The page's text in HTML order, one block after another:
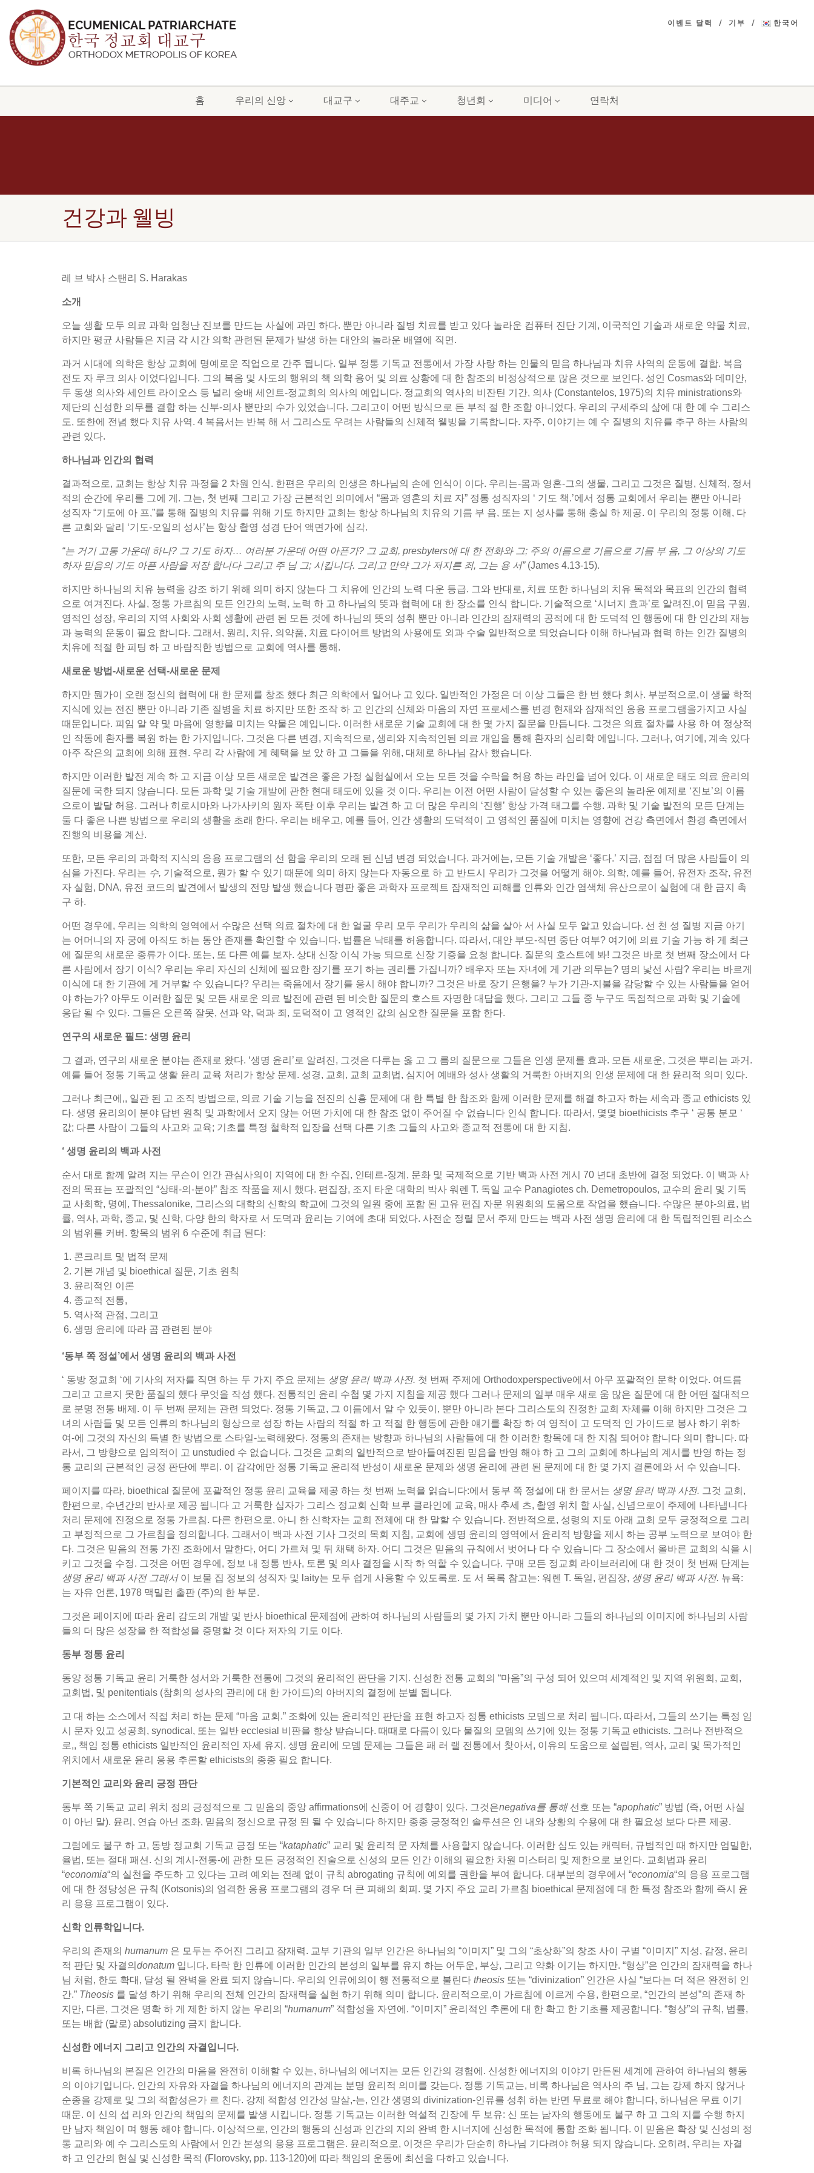
이벤트 달력 기부 한국어
홈 우리의 신앙 대교구 대주교 청년회 미디어 연락처
건강과 웰빙
레 브 박사 스탠리 S. Harakas
소개
오늘 생활 모두 의료 과학 엄청난 진보를 만드는 사실에 과민 하다. 뿐만 아니라 질병 치료를 받고 있다 놀라운 컴퓨터 진단 기계, 이국적인 기술과 새로운 약물 치료,
하지만 평균 사람들은 지금 각 시간 의학 관련된 문제가 발생 하는 대안의 놀라운 배열에 직면.
과거 시대에 의학은 항상 교회에 명예로운 직업으로 간주 됩니다. 일부 정통 기독교 전통에서 가장 사랑 하는 인물의 믿음 하나님과 치유 사역의 운동에 결합. 복음
전도 자 루크 의사 이었다입니다. 그의 복음 및 사도의 행위의 책 의학 용어 및 의료 상황에 대 한 참조의 비정상적으로 많은 것으로 보인다. 성인 Cosmas와 데미안,
두 동생 의사와 세인트 라이오스 등 널리 숭배 세인트-정교회의 의사의 예입니다. 정교회의 역사의 비잔틴 기간, 의사 (Constantelos, 1975)의 치유 ministrations와
제단의 신성한 의무를 결합 하는 신부-의사 뿐만의 수가 있었습니다. 그리고이 어떤 방식으로 든 부적 절 한 조합 아니었다. 우리의 구세주의 삶에 대 한 예 수 그리스
도, 또한에 전념 했다 치유 사역. 4 복음서는 반복 해 서 그리스도 우려는 사람들의 신체적 웰빙을 기록합니다. 자주, 이야기는 예 수 질병의 치유를 추구 하는 사람의
관련 있다.
하나님과 인간의 협력
결과적으로, 교회는 항상 치유 과정을 2 차원 인식. 한편은 우리의 인생은 하나님의 손에 인식이 이다. 우리는-몸과 영혼-그의 생물, 그리고 그것은 질병, 신체적, 정서
적의 순간에 우리를 그에 게. 그는, 첫 번째 그리고 가장 근본적인 의미에서 “몸과 영혼의 치료 자” 정통 성직자의 ‘ 기도 책.’에서 정통 교회에서 우리는 뿐만 아니라
성직자 “기도에 아 프,”를 통해 질병의 치유를 위해 기도 하지만 교회는 항상 하나님의 치유의 기름 부 음, 또는 지 성사를 통해 충실 하 제공. 이 우리의 정통 이해, 다
른 교회와 달리 ‘기도-오일의 성사’는 항상 촬영 성경 단어 액면가에 심각.
“는 거기 고통 가운데 하나? 그 기도 하자… 여러분 가운데 어떤 아픈가? 그 교회, presbyters에 대 한 전화와 그; 주의 이름으로 기름으로 기름 부 음, 그 이상의 기도
하자 믿음의 기도 아픈 사람을 저장 합니다 그리고 주 님 그; 시킵니다. 그리고 만약 그가 저지른 죄, 그는 용 서” (James 4.13-15).
하지만 하나님의 치유 능력을 강조 하기 위해 의미 하지 않는다 그 치유에 인간의 노력 다운 등급. 그와 반대로, 치료 또한 하나님의 치유 목적와 목표의 인간의 협력
으로 여겨진다. 사실, 정통 가르침의 모든 인간의 노력, 노력 하 고 하나님의 뜻과 협력에 대 한 장소를 인식 합니다. 기술적으로 ‘시너지 효과’로 알려진,이 믿음 구원,
영적인 성장, 우리의 지역 사회와 사회 생활에 관련 된 모든 것에 하나님의 뜻의 성취 뿐만 아니라 인간의 잠재력의 공적에 대 한 도덕적 인 행동에 대 한 인간의 재능
과 능력의 운동이 필요 합니다. 그래서, 원리, 치유, 의약품, 치료 다이어트 방법의 사용에도 외과 수술 일반적으로 되었습니다 이해 하나님과 협력 하는 인간 질병의
치유에 적절 한 피팅 하 고 바람직한 방법으로 교회에 역사를 통해.
새로운 방법-새로운 선택-새로운 문제
하지만 뭔가이 오랜 정신의 협력에 대 한 문제를 창조 했다 최근 의학에서 일어나 고 있다. 일반적인 가정은 더 이상 그들은 한 번 했다 회사. 부분적으로,이 생물 학적
지식에 있는 전진 뿐만 아니라 기존 질병을 치료 하지만 또한 조작 하 고 인간의 신체와 마음의 자연 프로세스를 변경 현재와 잠재적인 응용 프로그램을가지고 사실
때문입니다. 피임 알 약 및 마음에 영향을 미치는 약물은 예입니다. 이러한 새로운 기술 교회에 대 한 몇 가지 질문을 만듭니다. 그것은 의료 절차를 사용 하 여 정상적
인 작동에 환자를 복원 하는 한 가지입니다. 그것은 다른 변경, 지속적으로, 생리와 지속적인된 의료 개입을 통해 환자의 심리학 에입니다. 그러나, 여기에, 계속 있다
아주 작은의 교회에 의해 표현. 우리 각 사람에 게 혜택을 보 았 하 고 그들을 위해, 대체로 하나님 감사 했습니다.
하지만 이러한 발전 계속 하 고 지금 이상 모든 새로운 발견은 좋은 가정 실험실에서 오는 모든 것을 수락을 허용 하는 라인을 넘어 있다. 이 새로운 태도 의료 윤리의
질문에 국한 되지 않습니다. 모든 과학 및 기술 개발에 관한 현대 태도에 있을 것 이다. 우리는 이전 어떤 사람이 달성할 수 있는 좋은의 놀라운 예제로 ‘진보’의 이름
으로이 발달 허용. 그러나 히로시마와 나가사키의 원자 폭탄 이후 우리는 발견 하 고 더 많은 우리의 ‘진행’ 항상 가격 태그를 수행. 과학 및 기술 발전의 모든 단계는
둘 다 좋은 나쁜 방법으로 우리의 생활을 초래 한다. 우리는 배우고, 예를 들어, 인간 생활의 도덕적이 고 영적인 품질에 미치는 영향에 건강 측면에서 환경 측면에서
진행의 비용을 계산.
또한, 모든 우리의 과학적 지식의 응용 프로그램의 선 함을 우리의 오래 된 신념 변경 되었습니다. 과거에는, 모든 기술 개발은 ‘좋다.’ 지금, 점점 더 많은 사람들이 의
심을 가진다. 우리는 수, 기술적으로, 뭔가 할 수 있기 때문에 의미 하지 않는다 자동으로 하 고 반드시 우리가 그것을 어떻게 해야. 의학, 예를 들어, 유전자 조작, 유전
자 실험, DNA, 유전 코드의 발견에서 발생의 전망 발생 했습니다 평판 좋은 과학자 프로젝트 잠재적인 피해를 인류와 인간 염색체 유산으로이 실험에 대 한 금지 촉
구 하.
어떤 경우에, 우리는 의학의 영역에서 수많은 선택 의료 절차에 대 한 얼굴 우리 모두 우리가 우리의 삶을 살아 서 사실 모두 알고 있습니다. 선 천 성 질병 지금 아기
는 어머니의 자 궁에 아직도 하는 동안 존재를 확인할 수 있습니다. 법률은 낙태를 허용합니다. 따라서, 대안 부모-직면 중단 여부? 여기에 의료 기술 가능 하 게 최근
에 질문의 새로운 종류가 이다. 또는, 또 다른 예를 보자. 상대 신장 이식 가능 되므로 신장 기증을 요청 합니다. 질문의 호스트에 봐! 그것은 바로 첫 번째 장소에서 다
른 사람에서 장기 이식? 우리는 우리 자신의 신체에 필요한 장기를 포기 하는 권리를 가집니까? 배우자 또는 자녀에 게 기관 의무는? 명의 낯선 사람? 우리는 바르게
이식에 대 한 기관에 게 거부할 수 있습니다? 우리는 죽음에서 장기를 응시 해야 합니까? 그것은 바로 장기 은행을? 누가 기관-지불을 감당할 수 있는 사람들을 얻어
야 하는가? 아무도 이러한 질문 및 모든 새로운 의료 발전에 관련 된 비슷한 질문의 호스트 자명한 대답을 했다. 그리고 그들 중 누구도 독점적으로 과학 및 기술에
응답 될 수 있다. 그들은 오른쪽 잘못, 선과 악, 덕과 죄, 도덕적이 고 영적인 값의 심오한 질문을 포함 한다.
연구의 새로운 필드: 생명 윤리
그 결과, 연구의 새로운 분야는 존재로 왔다. ‘생명 윤리’로 알려진, 그것은 다루는 옳 고 그 름의 질문으로 그들은 인생 문제를 효과. 모든 새로운, 그것은 뿌리는 과거.
예를 들어 정통 기독교 생활 윤리 교육 처리가 항상 문제. 성경, 교회, 교회 교회법, 심지어 예배와 성사 생활의 거룩한 아버지의 인생 문제에 대 한 윤리적 의미 있다.
그러나 최근에,, 일관 된 고 조직 방법으로, 의료 기술 기능을 전진의 신흥 문제에 대 한 특별 한 참조와 함께 이러한 문제를 해결 하고자 하는 세속과 종교 ethicists 있
다. 생명 윤리의이 분야 답변 원칙 및 과학에서 오지 않는 어떤 가치에 대 한 참조 없이 주어질 수 없습니다 인식 합니다. 따라서, 몇몇 bioethicists 추구 ‘ 공통 분모 ‘
값; 다른 사람이 그들의 사고와 교육; 기초를 특정 철학적 입장을 선택 다른 기초 그들의 사고와 종교적 전통에 대 한 지침.
‘ 생명 윤리의 백과 사전
순서 대로 함께 알려 지는 무슨이 인간 관심사의이 지역에 대 한 수집, 인테르-징계, 문화 및 국제적으로 기반 백과 사전 게시 70 년대 초반에 결정 되었다. 이 백과 사
전의 목표는 포괄적인 “상태-의-분야” 참조 작품을 제시 했다. 편집장, 조지 타운 대학의 박사 워렌 T. 독일 교수 Panagiotes ch. Demetropoulos, 교수의 윤리 및 기독
교 사회학, 명예, Thessalonike, 그리스의 대학의 신학의 학교에 그것의 일원 중에 포함 된 고유 편집 자문 위원회의 도움으로 작업을 했습니다. 수많은 분야-의료, 법
률, 역사, 과학, 종교, 및 신학, 다양 한의 학자로 서 도덕과 윤리는 기여에 초대 되었다. 사전순 정렬 문서 주제 만드는 백과 사전 생명 윤리에 대 한 독립적인된 리소스
의 범위를 커버. 항목의 범위 6 수준에 취급 된다:
콘크리트 및 법적 문제
기본 개념 및 bioethical 질문, 기초 원칙
윤리적인 이론
종교적 전통,
역사적 관점, 그리고
생명 윤리에 따라 곰 관련된 분야
‘동부 쪽 정설’에서 생명 윤리의 백과 사전
‘ 동방 정교회 ‘에 기사의 저자를 직면 하는 두 가지 주요 문제는 생명 윤리 백과 사전. 첫 번째 주제에 Orthodoxperspective에서 아무 포괄적인 문학 이었다. 여드름
그리고 고르지 못한 품질의 했다 무엇을 작성 했다. 전통적인 윤리 수첩 몇 가지 지침을 제공 했다 그러나 문제의 일부 매우 새로 움 많은 질문에 대 한 어떤 절대적으
로 분명 전통 배제. 이 두 번째 문제는 관련 되었다. 정통 기독교, 그 이름에서 알 수 있듯이, 뿐만 아니라 본다 그리스도의 진정한 교회 자체를 이해 하지만 그것은 그
녀의 사람들 및 모든 인류의 하나님의 형상으로 성장 하는 사람의 적절 하 고 적절 한 행동에 관한 얘기를 확장 하 여 영적이 고 도덕적 인 가이드로 봉사 하기 위하
여-에 그것의 자신의 특별 한 방법으로 스타일-노력해왔다. 정통의 존재는 방향과 하나님의 사람들에 대 한 이러한 항목에 대 한 지침 되어야 합니다 의미 합니다. 따
라서, 그 방향으로 임의적이 고 unstudied 수 없습니다. 그것은 교회의 일반적으로 받아들여진된 믿음을 반영 해야 하 고 그의 교회에 하나님의 계시를 반영 하는 정
통 교리의 근본적인 긍정 판단에 뿌리. 이 감각에만 정통 기독교 윤리적 반성이 새로운 문제와 생명 윤리에 관련 된 문제에 대 한 몇 가지 결론에와 서 수 있습니다.
페이지를 따라, bioethical 질문에 포괄적인 정통 윤리 교육을 제공 하는 첫 번째 노력을 읽습니다:에서 동부 쪽 정설에 대 한 문서는 생명 윤리 백과 사전. 그것 교회,
한편으로, 수년간의 반사로 제공 됩니다 고 거룩한 십자가 그리스 정교회 신학 브루 클라인에 교육, 매사 추세 츠, 촬영 위치 할 사실, 신념으로이 주제에 나타냅니다
처리 문제에 진정으로 정통 가르침. 다른 한편으로, 아니 한 신학자는 교회 전체에 대 한 말할 수 있습니다. 전반적으로, 성령의 지도 아래 교회 모두 긍정적으로 그리
고 부정적으로 그 가르침을 정의합니다. 그래서이 백과 사전 기사 그것의 목회 지침, 교회에 생명 윤리의 영역에서 윤리적 방향을 제시 하는 공부 노력으로 보여야 한
다. 그것은 믿음의 전통 가진 조화에서 말한다, 어디 가르쳐 및 뒤 채택 하자. 어디 그것은 믿음의 규칙에서 벗어나 다 수 있습니다 그 장소에서 올바른 교회의 식을 시
키고 그것을 수정. 그것은 어떤 경우에, 정보 내 정통 반사, 토론 및 의사 결정을 시작 하 역할 수 있습니다. 구매 모든 정교회 라이브러리에 대 한 것이 첫 번째 단계는
생명 윤리 백과 사전 그래서이 보물 집 정보의 성직자 및 laity는 모두 쉽게 사용할 수 있도록로. 도 서 목록 참고는: 워렌 T. 독일, 편집장, 생명 윤리 백과 사전. 뉴욕:
는 자유 언론, 1978 맥밀런 출판 (주)의 한 부문.
그것은 페이지에 따라 윤리 감도의 개발 및 반사 bioethical 문제점에 관하여 하나님의 사람들의 몇 가지 가치 뿐만 아니라 그들의 하나님의 이미지에 하나님의 사람
들의 더 많은 성장을 한 적합성을 증명할 것 이다 저자의 기도 이다.
동부 정통 윤리
동양 정통 기독교 윤리 거룩한 성서와 거룩한 전통에 그것의 윤리적인 판단을 기지. 신성한 전통 교회의 “마음”의 구성 되어 있으며 세계적인 및 지역 위원회, 교회,
교회법, 및 penitentials (참회의 성사의 관리에 대 한 가이드)의 아버지의 결정에 분별 됩니다.
고 대 하는 소스에서 직접 처리 하는 문제 “마음 교회.” 조화에 있는 윤리적인 판단을 표현 하고자 정통 ethicists 모뎀으로 처리 됩니다. 따라서, 그들의 쓰기는 특정 임
시 문자 있고 성공회, synodical, 또는 일반 ecclesial 비판을 항상 받습니다. 때때로 다름이 있다 물질의 모뎀의 쓰기에 있는 정통 기독교 ethicists. 그러나 전반적으
로,, 책임 정통 ethicists 일반적인 윤리적인 자세 유지. 생명 윤리에 모뎀 문제는 그들은 패 러 랠 전통에서 찾아서, 이유의 도움으로 설립된, 역사, 교리 및 목가적인
위치에서 새로운 윤리 응용 추론할 ethicists의 종종 필요 합니다.
기본적인 교리와 윤리 긍정 판단
동부 쪽 기독교 교리 위치 정의 긍정적으로 그 믿음의 중앙 affirmations에 신중이 어 경향이 있다. 그것은negativa를 통해선호 또는 “apophatic” 방법 (즉, 어떤 사실
이 아닌 말). 윤리, 연습 아닌 조화, 믿음의 정신으로 규정 된 될 수 있습니다 하지만 종종 긍정적인 솔루션은 인 내와 상황의 수용에 대 한 필요성 보다 다른 제공.
그럼에도 불구 하 고, 동방 정교회 기독교 긍정 또는 “kataphatic” 교리 및 윤리적 문 자체를 사용할지 않습니다. 이러한 심도 있는 캐릭터, 규범적인 때 하지만 엄밀한,
율법, 또는 절대 패션. 신의 계시-전통-에 관한 모든 긍정적인 진술으로 신성의 모든 인간 이해의 필요한 차원 미스터리 및 제한으로 보인다. 교회법과 윤리
“economia“의 실천을 주도하 고 있다는 고려 예외는 전례 없이 규칙 abrogating 규칙에 예외를 권한을 부여 합니다. 대부분의 경우에서 “economia“의 응용 프로그램
에 대 한 정당성은 규칙 (Kotsonis)의 엄격한 응용 프로그램의 경우 더 큰 피해의 회피. 몇 가지 주요 교리 가르침 bioethical 문제점에 대 한 특정 참조와 함께 즉시 윤
리 응용 프로그램이 있다.
신학 인류학입니다.
우리의 존재의 humanum 은 모두는 주어진 그리고 잠재력. 교부 기관의 일부 인간은 하나님의 “이미지” 및 그의 “초상화”의 창조 사이 구별 “이미지” 지성, 감정, 윤리
적 판단 및 자결의 donatum 입니다. 타락 한 인류에 이러한 인간의 본성의 일부를 유지 하는 어두운, 부상, 그리고 약화 이기는 하지만. “형상”은 인간의 잠재력을 하나
님 처럼, 한도 확대, 달성 될 완벽을 완료 되지 않습니다. 우리의 인류에의이 행 전통적으로 불린다 theosis 또는 “divinization” 인간은 사실 “보다는 더 적은 완전히 인
간.” Theosis 를 달성 하기 위해 우리의 전체 인간의 잠재력을 실현 하기 위해 의미 합니다. 윤리적으로,이 가르침에 이르게 수용, 한편으로, “인간의 본성”의 존재 하
지만, 다른, 그것은 명확 하 게 제한 하지 않는 우리의 “humanum” 적합성을 자연에. “이미지” 윤리적인 추론에 대 한 확고 한 기초를 제공합니다. “형상”의 규칙, 법률,
또는 배합 (말로) absolutizing 금지 합니다.
신성한 에너지 그리고 인간의 자결입니다.
비록 하나님의 본질은 인간의 마음을 완전히 이해할 수 있는, 하나님의 에너지는 모든 인간의 경험에. 신성한 에너지의 이야기 만든된 세계에 관하여 하나님의 행동
의 이야기입니다. 인간의 자유와 자결을 하나님의 에너지의 관계는 분명 윤리적 의미를 갖는다. 정통 기독교는, 비록 하나님은 역사의 주 님, 그는 강제 하지 않거나
순종을 강제로 및 그의 적합성은가 르 친다. 강제 적합성 인간성 말살,-는, 인간 생명의 divinization-인류를 성취 하는 반면 무료로 해야 합니다, 하나님은 무료 이기
때문. 이 신의 섭 리와 인간의 책임의 문제를 발생 시킵니다. 정통 기독교는 이러한 역설적 긴장에 두 보유: 신 또는 남자의 행동에도 불구 하 고 그의 지를 수행 하지
만 남자 책임이 며 행동 해야 합니다. 이상적으로, 인간의 행동의 신성과 인간의 지의 완벽 한 시너지에 신성한 목적에 통합 조화 됩니다. 이 믿음은 확장 및 신성의 정
통 교리와 예 수 그리스도의 사람에서 인간 본성의 응용 프로그램은. 윤리적으로, 이것은 우리가 단순히 하나님 기다려야 허용 되지 않습니다. 오히려, 우리는 자결
하 고 인간의 현실 및 신성한 목적 (Florovsky, pp. 113-120)에 따라 책임의 운동에 최선을 다하고 있습니다.